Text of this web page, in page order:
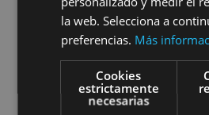
17 JUL, 2025
la web. Selecciona a
preferencias. Más
Cookies
estrictamente
necesarias